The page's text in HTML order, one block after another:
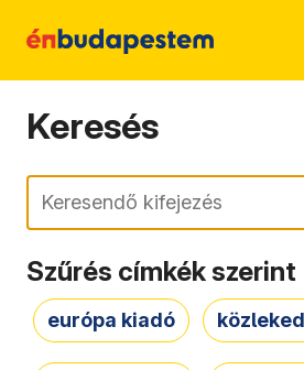
Keresés
Keresés
Szűrés címkék szerint
európa kiadó